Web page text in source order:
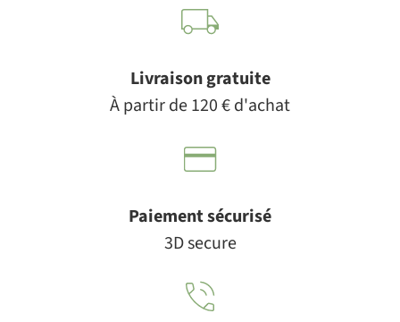
Livraison gratuite
À partir de 120 € d'achat
Paiement sécurisé
3D secure